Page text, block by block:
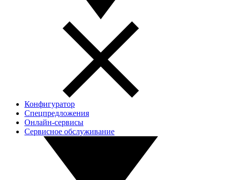
Конфигуратор
Спецпредложения
Онлайн-сервисы
Сервисное обслуживание